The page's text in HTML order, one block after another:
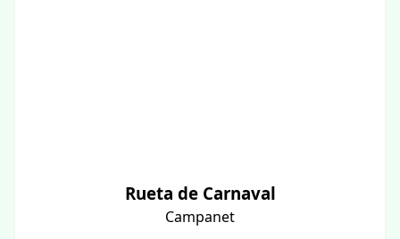
Rueta de Carnaval
Campanet